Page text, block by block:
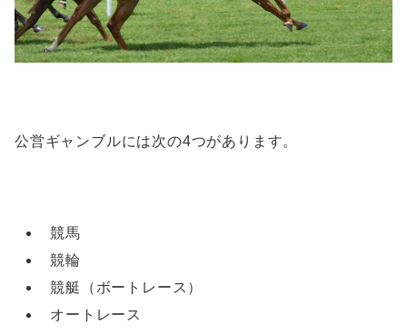
公営ギャンブルには次の4つがあります。
競馬
競輪
競艇（ボートレース）
オートレース